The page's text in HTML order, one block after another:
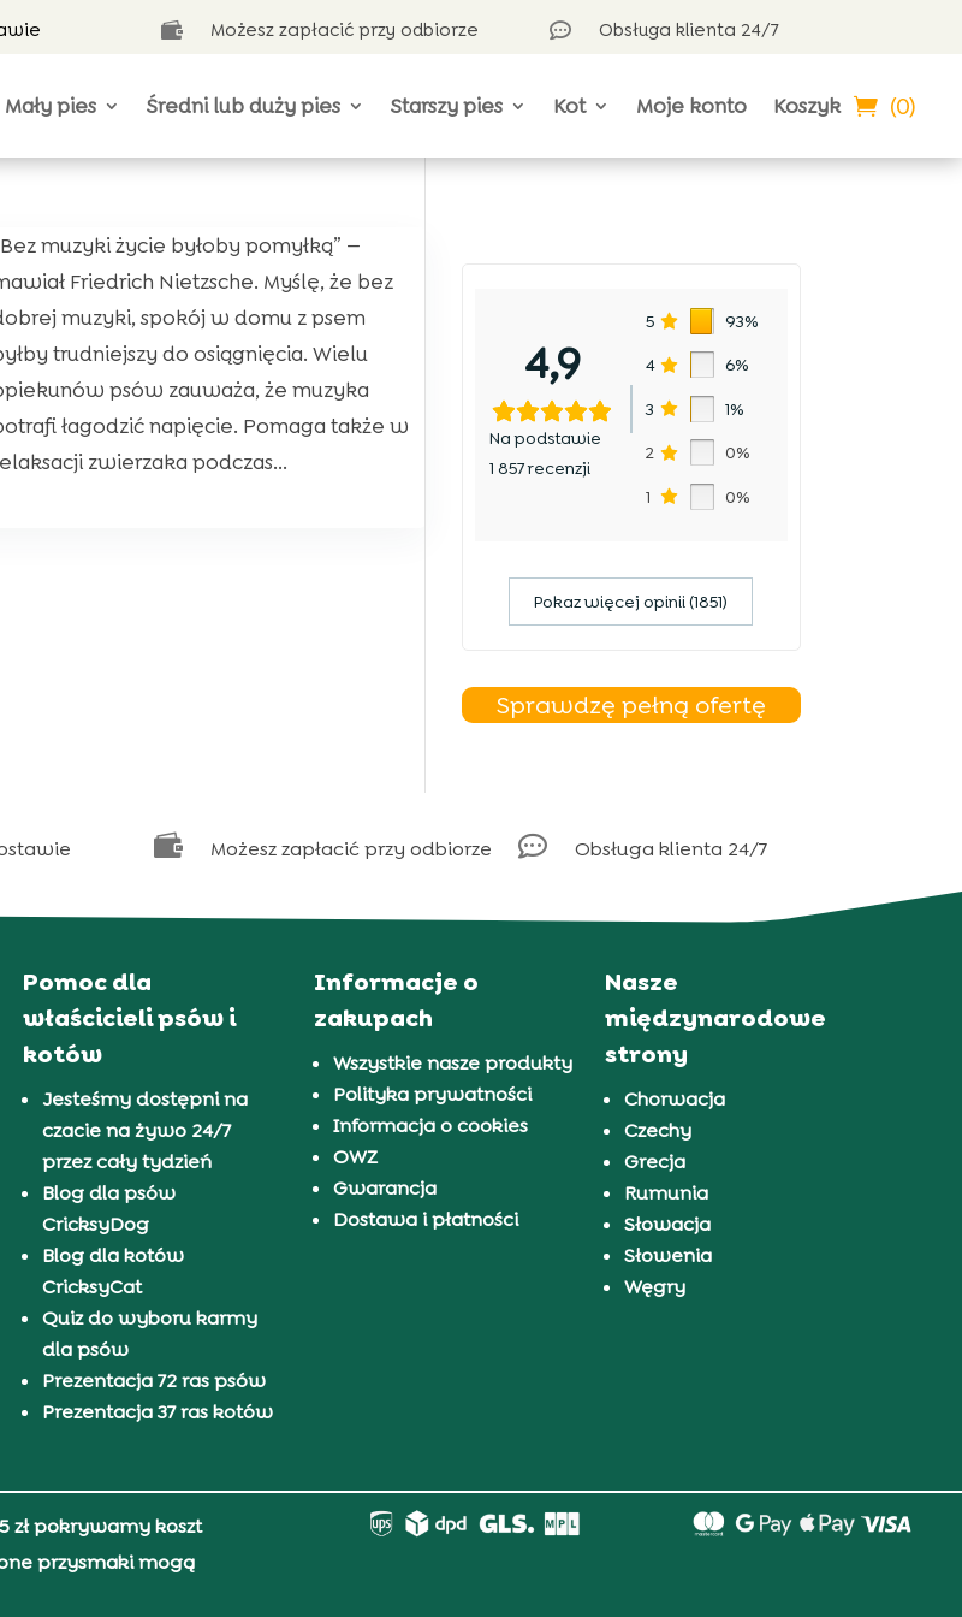
 Możesz zapłacić przy odbiorze  Obsługa klienta 24/7
Mały pies Średni lub duży pies Starszy pies Kot Moje konto Koszyk (0)
muzyki życie byłoby pomyłką” —
Friedrich Nietzsche. Myślę, że bez
muzyki, spokój w domu z psem
trudniejszy do osiągnięcia. Wielu
psów zauważa, że muzyka
łagodzić napięcie. Pomaga także w
zwierzaka podczas...
4,9
Na podstawie
1 857 recenzji
5 93%
4 6%
3 1%
2 0%
1 0%
Pokaz więcej opinii (1851)
Sprawdzę pełną ofertę
 Możesz zapłacić przy odbiorze  Obsługa klienta 24/7
Pomoc dla
właścicieli psów i
kotów
Jesteśmy dostępni na
czacie na żywo 24/7
przez cały tydzień
Blog dla psów
CricksyDog
Blog dla kotów
CricksyCat
Quiz do wyboru karmy
dla psów
Prezentacja 72 ras psów
Prezentacja 37 ras kotów
Informacje o
zakupach
Wszystkie nasze produkty
Polityka prywatności
Informacja o cookies
OWZ
Gwarancja
Dostawa i płatności
Nasze
międzynarodowe
strony
Chorwacja
Czechy
Grecja
Rumunia
Słowacja
Słowenia
Węgry
zł pokrywamy koszt
przysmaki mogą